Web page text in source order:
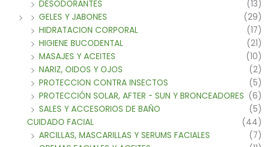
DESODORANTES
(13)
GELES Y JABONES
(29)
HIDRATACION CORPORAL
(17)
HIGIENE BUCODENTAL
(21)
MASAJES Y ACEITES
(10)
NARIZ, OIDOS Y OJOS
(2)
PROTECCION CONTRA INSECTOS
(5)
PROTECCIÓN SOLAR, AFTER - SUN Y BRONCEADORES (6)
SALES Y ACCESORIOS DE BAÑO
(5)
CUIDADO FACIAL
(44)
ARCILLAS, MASCARILLAS Y SERUMS FACIALES
(7)